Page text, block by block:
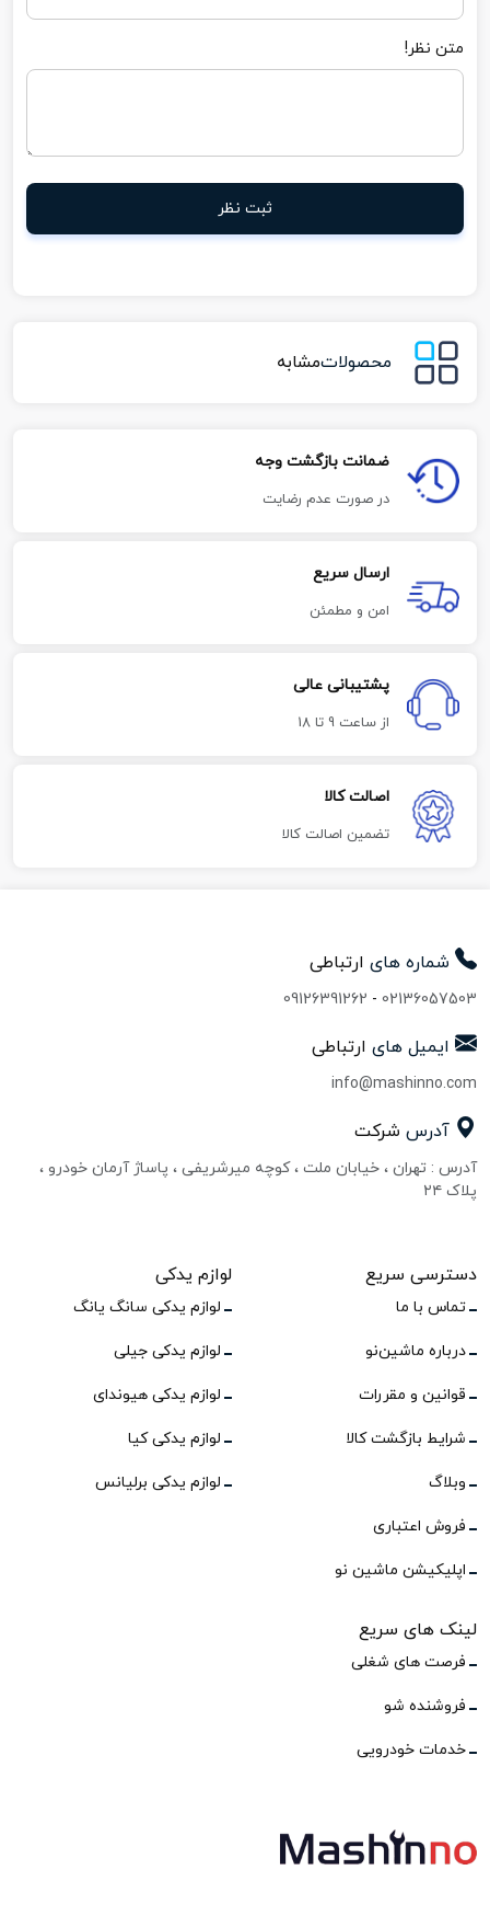
متن نظر!
ثبت نظر
محصولاتمشابه
ضمانت بازگشت وجه
در صورت عدم رضایت
ارسال سریع
امن و مطمئن
پشتیبانی عالی
از ساعت 9 تا 18
اصالت کالا
تضمین اصالت کالا
شماره های ارتباطی
02136057503
-
09126391262
ایمیل های ارتباطی
info@mashinno.com
آدرس شرکت
آدرس : تهران ، خیابان ملت ، کوچه میرشریفی ، پاساژ آرمان خودرو ،
پلاک ۲۴
دسترسی سریع
تماس با ما
درباره ماشین‌نو
قوانین و مقررات
شرایط بازگشت کالا
وبلاگ
فروش اعتباری
اپلیکیشن ماشین نو
لوازم یدکی
لوازم یدکی سانگ یانگ
لوازم یدکی جیلی
لوازم یدکی هیوندای
لوازم یدکی کیا
لوازم یدکی برلیانس
لینک های سریع
فرصت های شغلی
فروشنده شو
خدمات خودرویی